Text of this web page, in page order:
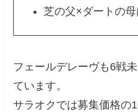
芝の父×ダートの
フェールデレーヴも6戦
ています。
サラオクでは募集価格の